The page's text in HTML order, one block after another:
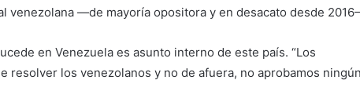
venezolana —de mayoría opositora y en desacato desde
en Venezuela es asunto interno de este país. “Los
resolver los venezolanos y no de afuera, no aprobamos ningún